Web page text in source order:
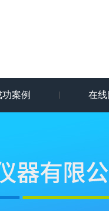
功案例 在